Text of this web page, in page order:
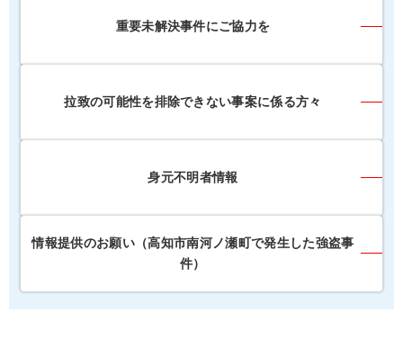
重要未解決事件にご協力を
拉致の可能性を排除できない事案に係る方々
身元不明者情報
情報提供のお願い（高知市南河ノ瀬町で発生した強盗事
件）